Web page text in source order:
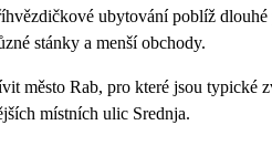
ubytování poblíž
stánky a menší obchody.
město Rab, pro které jsou typické
místních ulic Srednja.